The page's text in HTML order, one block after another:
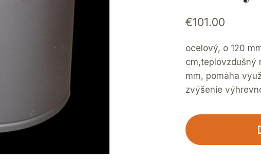
€101.00
ocelový, o 120
cm,teplovzdušný
mm, pomáha
zvýšenie